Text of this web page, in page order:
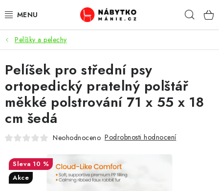
na
OBÝVACÍ POKOJ
KUCHYŇ A JÍDELNA
LOŽNICE
DĚTSKÝ POKOJ
KANCELÁŘ / PRACOVNA
KOUPELNA A WC
Pelíšky a pelechy
Pelíšek pro střední psy
ortopedický pratelný polštář
měkké polstrování 71 x 55 x 18
cm šedá
Neohodnoceno Podrobnosti hodnocení
10 %
Akce